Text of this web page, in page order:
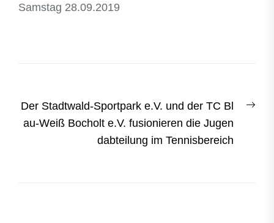
Samstag 28.09.2019
Der Stadtwald-Sportpark e.V. und der TC Bl
au-Weiß Bocholt e.V. fusionieren die Jugen
dabteilung im Tennisbereich